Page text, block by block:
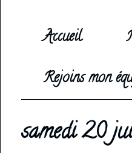
Accueil
Rejoins mon
samedi 20